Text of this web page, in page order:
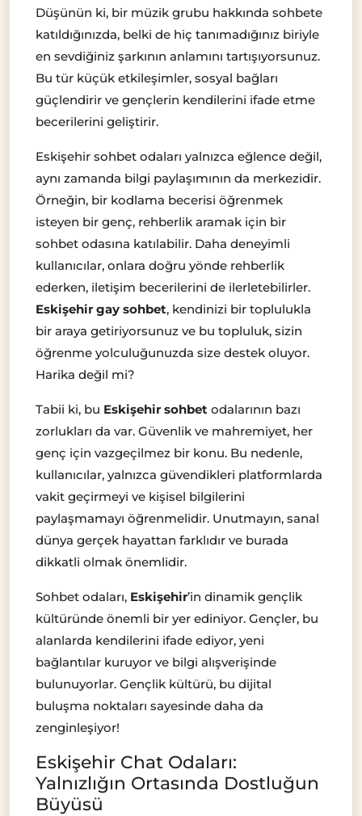
Düşünün ki, bir müzik grubu hakkında sohbete
katıldığınızda, belki de hiç tanımadığınız biriyle
en sevdiğiniz şarkının anlamını tartışıyorsunuz.
Bu tür küçük etkileşimler, sosyal bağları
güçlendirir ve gençlerin kendilerini ifade etme
becerilerini geliştirir.
Eskişehir sohbet odaları yalnızca eğlence değil,
aynı zamanda bilgi paylaşımının da merkezidir.
Örneğin, bir kodlama becerisi öğrenmek
isteyen bir genç, rehberlik aramak için bir
sohbet odasına katılabilir. Daha deneyimli
kullanıcılar, onlara doğru yönde rehberlik
ederken, iletişim becerilerini de ilerletebilirler.
Eskişehir gay sohbet, kendinizi bir toplulukla
bir araya getiriyorsunuz ve bu topluluk, sizin
öğrenme yolculuğunuzda size destek oluyor.
Harika değil mi?
Tabii ki, bu Eskişehir sohbet odalarının bazı
zorlukları da var. Güvenlik ve mahremiyet, her
genç için vazgeçilmez bir konu. Bu nedenle,
kullanıcılar, yalnızca güvendikleri platformlarda
vakit geçirmeyi ve kişisel bilgilerini
paylaşmamayı öğrenmelidir. Unutmayın, sanal
dünya gerçek hayattan farklıdır ve burada
dikkatli olmak önemlidir.
Sohbet odaları, Eskişehir’in dinamik gençlik
kültüründe önemli bir yer ediniyor. Gençler, bu
alanlarda kendilerini ifade ediyor, yeni
bağlantılar kuruyor ve bilgi alışverişinde
bulunuyorlar. Gençlik kültürü, bu dijital
buluşma noktaları sayesinde daha da
zenginleşiyor!
Eskişehir Chat Odaları:
Yalnızlığın Ortasında Dostluğun
Büyüsü